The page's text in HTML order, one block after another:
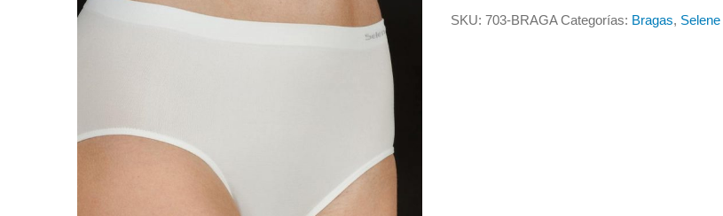
SKU:703-BRAGA Categorías: Bragas, Selene